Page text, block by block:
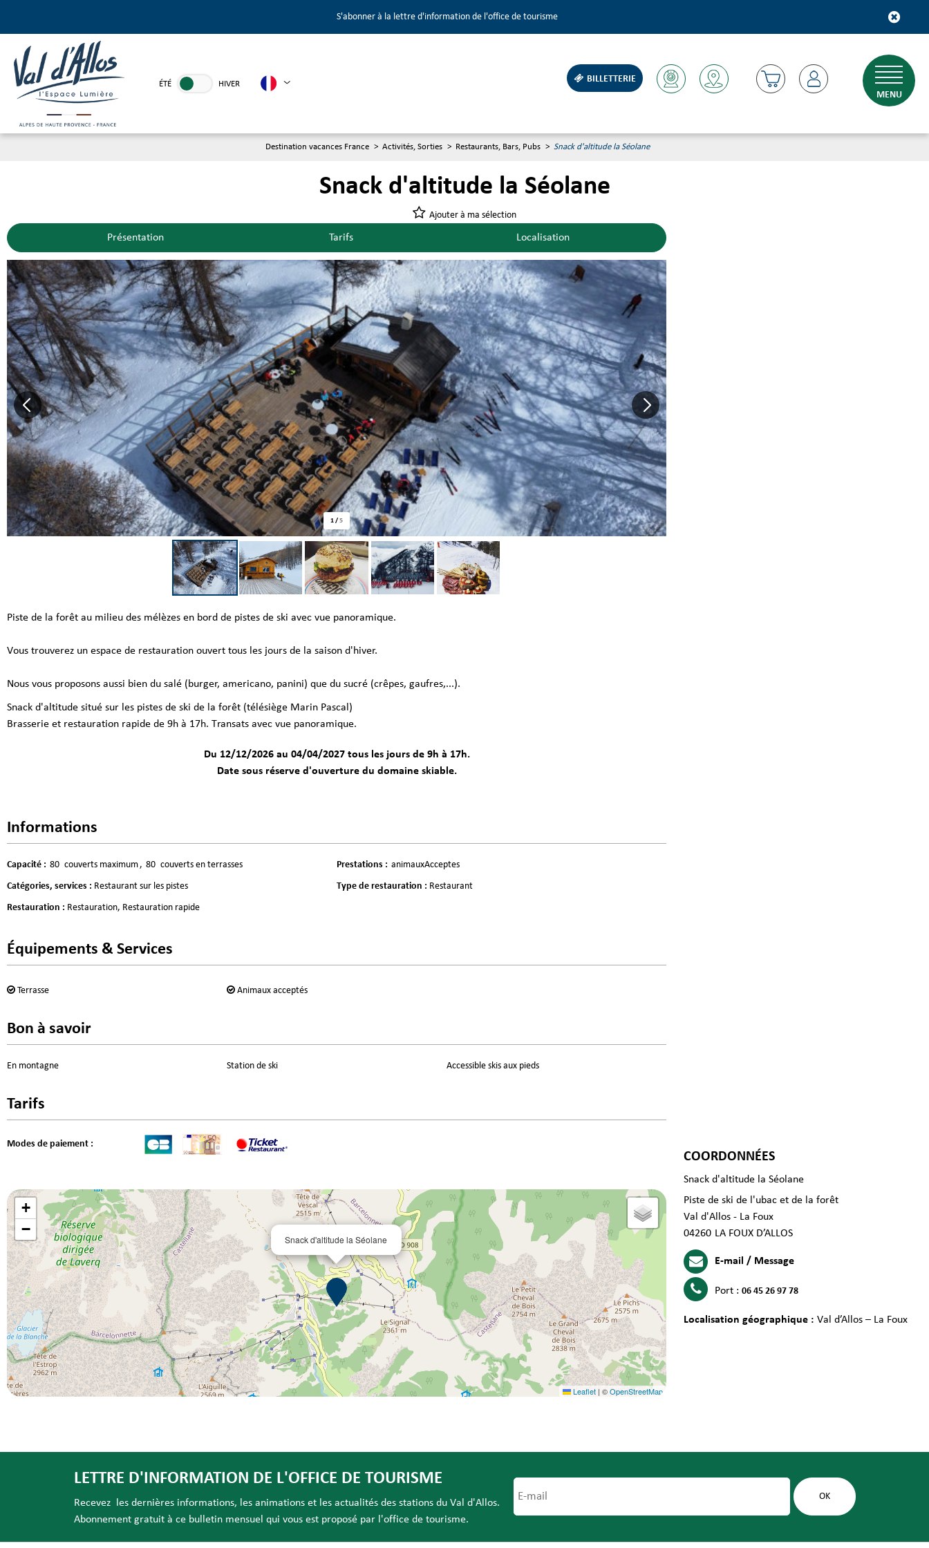
S'abonner à la lettre d'information de l'office de tourisme
ÉTÉ HIVER
BILLETTERIE
MENU
Destination vacances France > Activités, Sorties > Restaurants, Bars, Pubs > Snack d'altitude la Séolane
Snack d'altitude la Séolane
Ajouter à ma sélection
Présentation Tarifs Localisation
1/5
COORDONNÉES
Snack d'altitude la Séolane
Piste de ski de l'ubac et de la forêt
Val d'Allos - La Foux
04260 LA FOUX D’ALLOS
E-mail / Message
Port : 06 45 26 97 78
Localisation géographique : Val d’Allos – La Foux
Piste de la forêt au milieu des mélèzes en bord de pistes de ski avec vue panoramique.
Vous trouverez un espace de restauration ouvert tous les jours de la saison d'hiver.
Nous vous proposons aussi bien du salé (burger, americano, panini) que du sucré (crêpes, gaufres,...).
Snack d'altitude situé sur les pistes de ski de la forêt (télésiège Marin Pascal)
Brasserie et restauration rapide de 9h à 17h. Transats avec vue panoramique.
Du 12/12/2026 au 04/04/2027 tous les jours de 9h à 17h.
Date sous réserve d'ouverture du domaine skiable.
Informations
Capacité : 80 couverts maximum 80 couverts en terrasses Prestations : animauxAcceptes
Catégories, services : Restaurant sur les pistes Type de restauration : Restaurant
Restauration : Restauration Restauration rapide
Équipements & Services
Terrasse Animaux acceptés
Bon à savoir
En montagne Station de ski Accessible skis aux pieds
Tarifs
Modes de paiement :
Snack d'altitude la Séolane
+
−
Leaflet | ©OpenStreetMap
LETTRE D'INFORMATION DE L'OFFICE DE TOURISME
Recevez les dernières informations, les animations et les actualités des stations du Val d'Allos.
Abonnement gratuit à ce bulletin mensuel qui vous est proposé par l'office de tourisme.